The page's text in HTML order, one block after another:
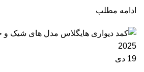
ادامه مطلب
19 دی